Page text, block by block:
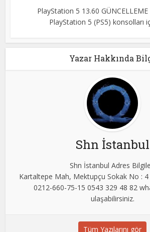
PlayStation 5 13.60
PlayStation 5 (PS5) konsolları
Yazar Hakkında
Shn İstanbul
Shn İstanbul Adres
Kartaltepe Mah, Mektupçu Sokak No : 4
0212-660-75-15 0543 329 48 82
ulaşabilirsiniz.
Tüm Yazılarını gör